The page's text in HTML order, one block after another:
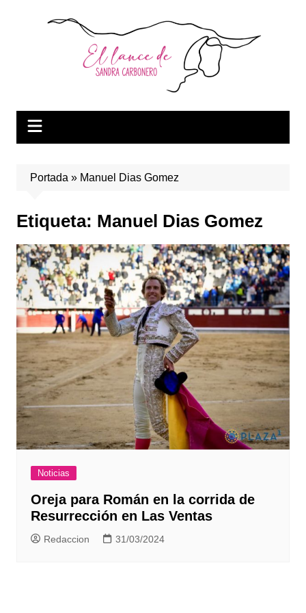
Portada » Manuel Dias Gomez
Etiqueta: Manuel Dias Gomez
Noticias
Oreja para Román en la corrida de
Resurrección en Las Ventas
Redaccion 31/03/2024